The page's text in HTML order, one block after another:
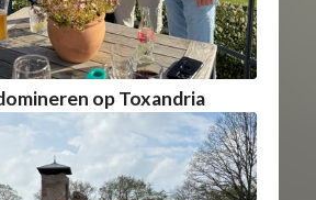
op Toxandria